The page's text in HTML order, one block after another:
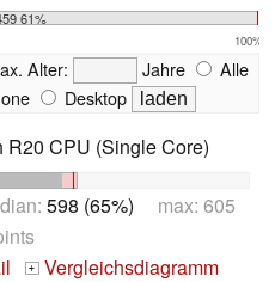
61%
100%
Alter: Jahre
Alle
Desktop
R20 CPU (Single Core)
598 (65%) max: 605
+ Vergleichsdiagramm